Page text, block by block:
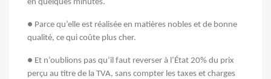
en quelques minutes.
● Parce qu’elle est réalisée en matières nobles et de bonne
qualité, ce qui coûte plus cher.
● Et n’oublions pas qu’il faut reverser à l’État 20% du prix
perçu au titre de la TVA, sans compter les taxes et charges